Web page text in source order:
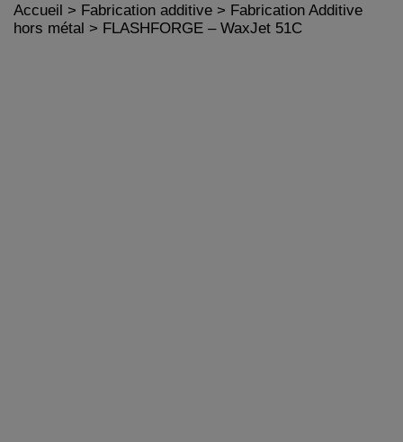
Accueil > Fabrication additive > Fabrication Additive
hors métal > FLASHFORGE – WaxJet 51C